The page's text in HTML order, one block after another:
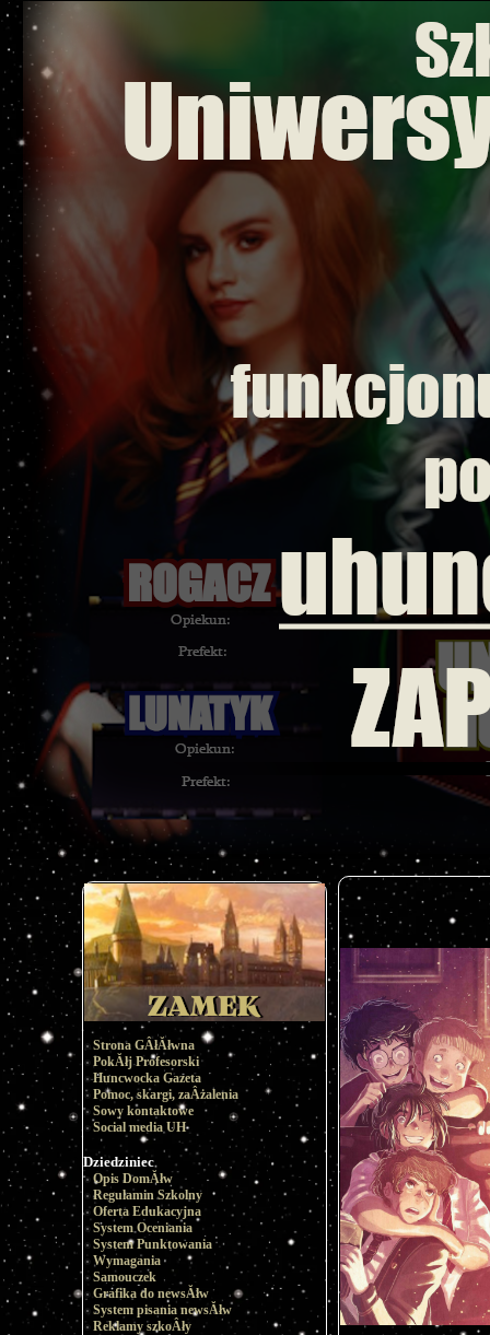
Strona GÂłĂłwna
PokĂłj Profesorski
Huncwocka Gazeta
Pomoc, skargi, zaÂżalenia
Sowy kontaktowe
Social media UH
Dziedziniec
Opis DomĂłw
Regulamin Szkolny
Oferta Edukacyjna
System Oceniania
System Punktowania
Wymagania
Samouczek
Grafika do newsĂłw
System pisania newsĂłw
Reklamy szkoÂły